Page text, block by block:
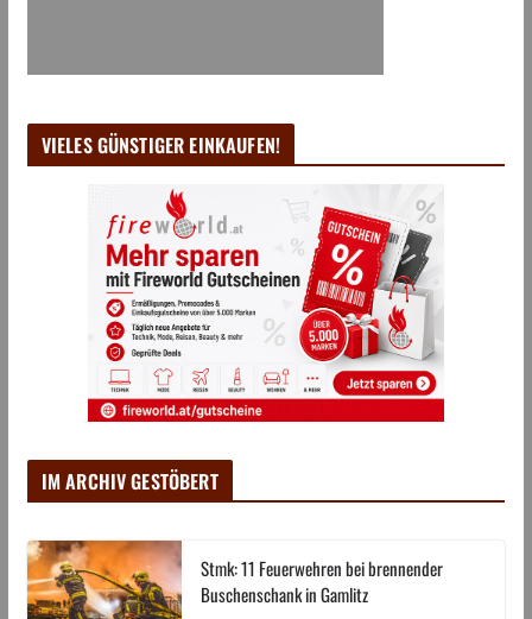
VIELES GÜNSTIGER EINKAUFEN!
IM ARCHIV GESTÖBERT
Stmk: 11 Feuerwehren bei brennender
Buschenschank in Gamlitz